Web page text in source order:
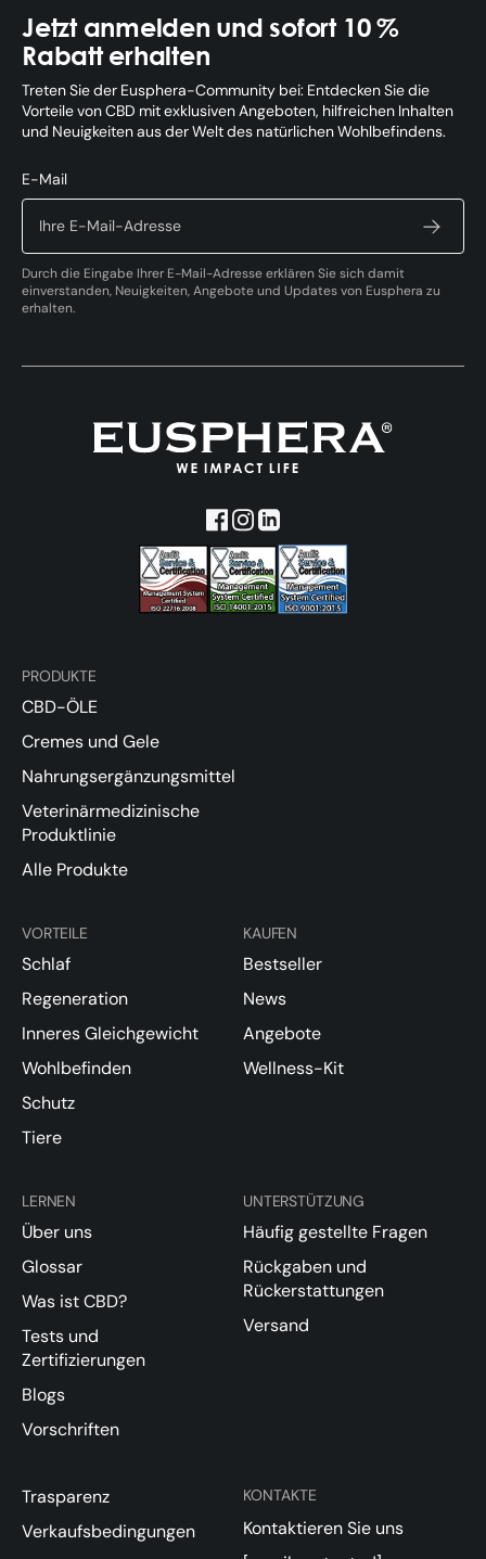
Jetzt anmelden und sofort 10 %
Rabatt erhalten
Treten Sie der Eusphera-Community bei: Entdecken Sie die
Vorteile von CBD mit exklusiven Angeboten, hilfreichen Inhalten
und Neuigkeiten aus der Welt des natürlichen Wohlbefindens.
E-Mail
Durch die Eingabe Ihrer E-Mail-Adresse erklären Sie sich damit
einverstanden, Neuigkeiten, Angebote und Updates von Eusphera zu
erhalten.
PRODUKTE
CBD-ÖLE
Cremes und Gele
Nahrungsergänzungsmittel
Veterinärmedizinische
Produktlinie
Alle Produkte
VORTEILE
Schlaf
Regeneration
Inneres Gleichgewicht
Wohlbefinden
Schutz
Tiere
KAUFEN
Bestseller
News
Angebote
Wellness-Kit
LERNEN
Über uns
Glossar
Was ist CBD?
Tests und
Zertifizierungen
Blogs
Vorschriften
KONTAKTE
Kontaktieren Sie uns
UNTERSTÜTZUNG
Häufig gestellte Fragen
Rückgaben und
Rückerstattungen
Versand
Trasparenz
Verkaufsbedingungen